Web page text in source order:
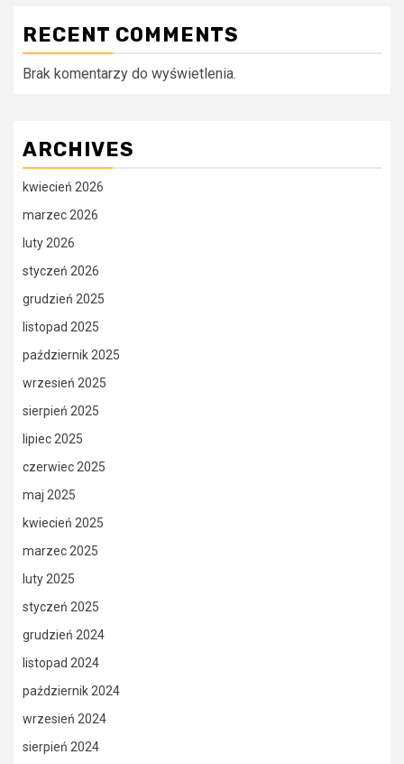
RECENT COMMENTS
Brak komentarzy do wyświetlenia.
ARCHIVES
kwiecień 2026
marzec 2026
luty 2026
styczeń 2026
grudzień 2025
listopad 2025
październik 2025
wrzesień 2025
sierpień 2025
lipiec 2025
czerwiec 2025
maj 2025
kwiecień 2025
marzec 2025
luty 2025
styczeń 2025
grudzień 2024
listopad 2024
październik 2024
wrzesień 2024
sierpień 2024